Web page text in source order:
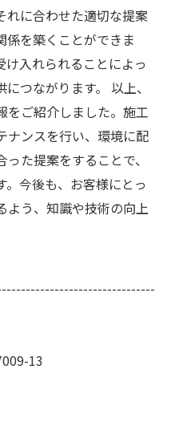
れに合わせた適切な提案
係を築くことができま
け入れられることによっ
つながります。 以上、
をご紹介しました。施工
ナンスを行い、環境に配
た提案をすることで、
今後も、お客様にとっ
よう、知識や技術の向上
13